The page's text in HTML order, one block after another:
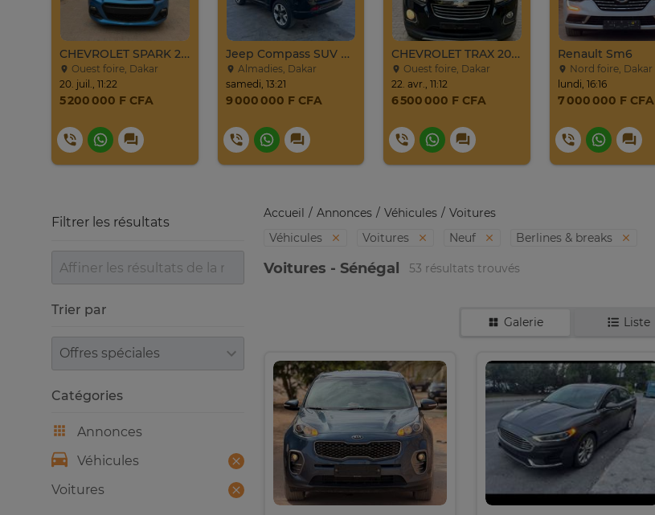
CHEVROLET SPARK 2017
Ouest foire, Dakar
20. juil., 11:22
5 200 000 F CFA
Jeep Compass SUV Noir Essence Automatique
Almadies, Dakar
samedi, 13:21
9 000 000 F CFA
CHEVROLET TRAX 2016
Ouest foire, Dakar
22. avr., 11:12
6 500 000 F CFA
Renault Sm6
Nord foire, Dakar
lundi, 16:16
7 000 000 F CFA
Accueil Annonces Véhicules
Voitures
Véhicules
Voitures Neuf Berlines & breaks
Voitures - Sénégal 53 résultats trouvés
Galerie Liste
Filtrer les résultats
Trier par
Trier par
Catégories
Annonces
Véhicules
Voitures